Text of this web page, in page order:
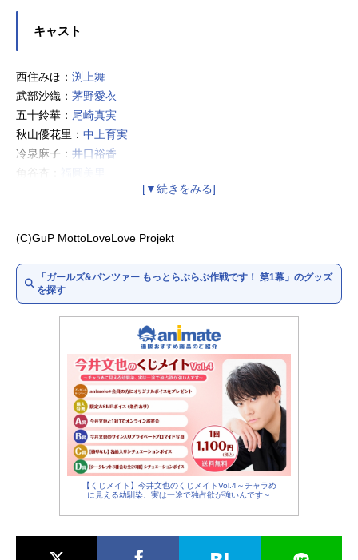
キャスト
西住みほ： 渕上舞
武部沙織： 茅野愛衣
五十鈴華： 尾崎真実
秋山優花里： 中上育実
冷泉麻子： 井口裕香
角谷杏：
河西忍：桐村まり
佐々木あけび：
カエサル：仙台エリ
大橋歩夕
澤梓：竹内仁美
山郷あゆみ：中里望
小松未可子
阪口桂利奈：多田このみ
宇都木優季：山岡ゆり
大野あや：秋奈
井澤詩織
後藤モヨ子：井澤詩織
金春希美：井澤詩織
ナカジマ：
(C)GuP MottoLoveLove Projekt
「ガールズ&パンツァー もっとらぶらぶ作戦です！ 第1幕」のグッズ
を探す
【くじメイト】今井文也のくじメイトVol.4～チャラめ
に見える幼馴染、実は一途で独占欲が強いんです～